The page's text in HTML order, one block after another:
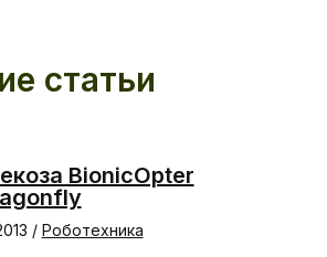
статьи
BionicOpter
/ Роботехника